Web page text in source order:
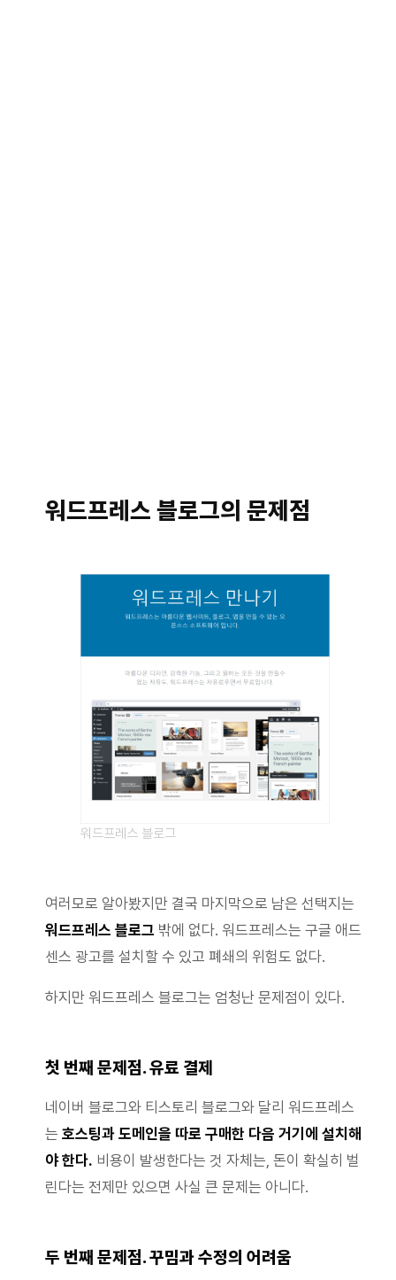
워드프레스 블로그의 문제점
워드프레스 블로그
여러모로 알아봤지만 결국 마지막으로 남은 선택지는
워드프레스 블로그 밖에 없다. 워드프레스는 구글 애드
센스 광고를 설치할 수 있고 폐쇄의 위험도 없다.
하지만 워드프레스 블로그는 엄청난 문제점이 있다.
첫 번째 문제점. 유료 결제
네이버 블로그와 티스토리 블로그와 달리 워드프레스
는 호스팅과 도메인을 따로 구매한 다음 거기에 설치해
야 한다. 비용이 발생한다는 것 자체는, 돈이 확실히 벌
린다는 전제만 있으면 사실 큰 문제는 아니다.
두 번째 문제점. 꾸밈과 수정의 어려움